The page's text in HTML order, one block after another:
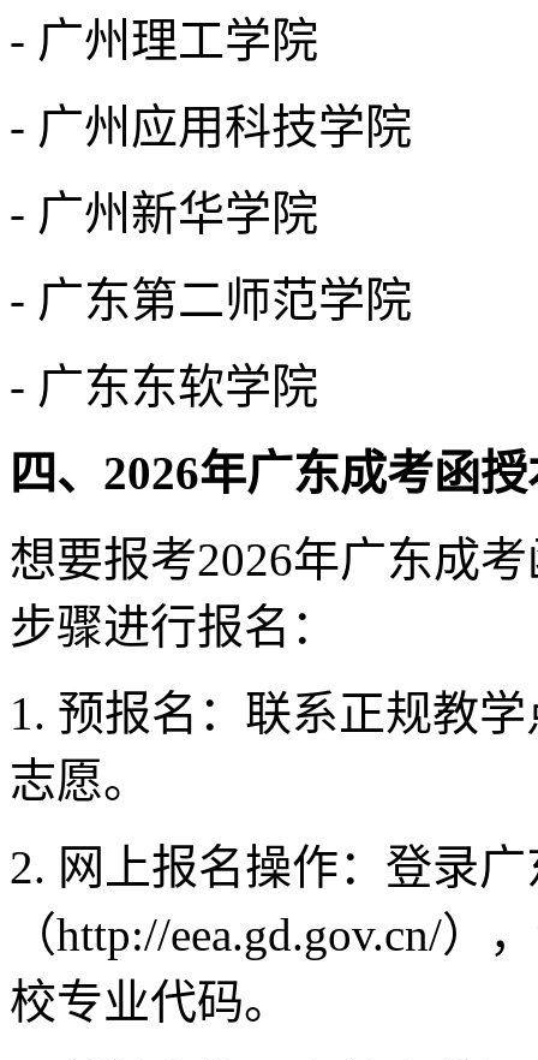
- 广州理工学院
- 广州应用科技学院
- 广州新华学院
- 广东第二师范学院
- 广东东软学院
四、2026年广东成考函
想要报考2026年广东成
步骤进行报名：
1. 预报名：联系正规教
志愿。
2. 网上报名操作：登录
（http://eea.gd.gov.cn/
校专业代码。